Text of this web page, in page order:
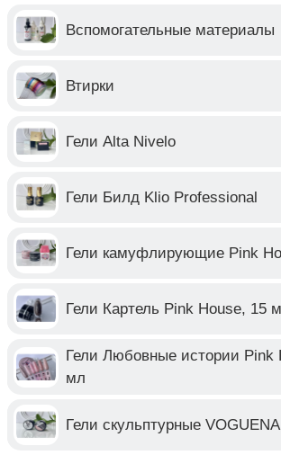
Вспомогательные материалы
Втирки
Гели Alta Nivelo
Гели Билд Klio Professional
Гели камуфлирующие Pink
Гели Картель Pink House, 15
Гели Любовные истории Pink
мл
Гели скульптурные